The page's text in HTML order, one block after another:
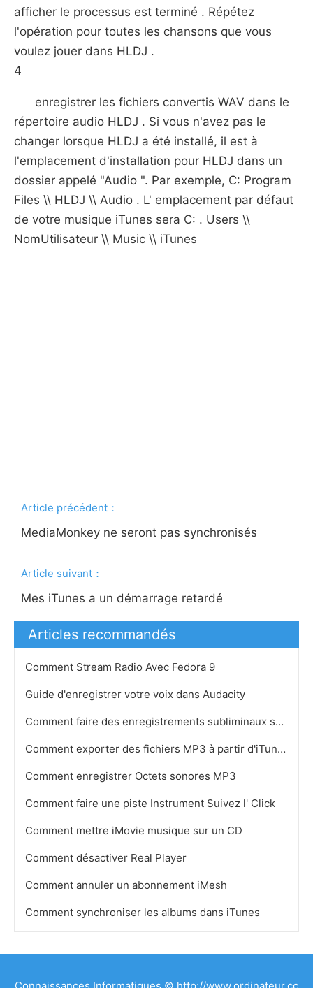
afficher le processus est terminé . Répétez
l'opération pour toutes les chansons que vous
voulez jouer dans HLDJ .
4
enregistrer les fichiers convertis WAV dans le
répertoire audio HLDJ . Si vous n'avez pas le
changer lorsque HLDJ a été installé, il est à
l'emplacement d'installation pour HLDJ dans un
dossier appelé "Audio ". Par exemple, C: Program
Files \\ HLDJ \\ Audio . L' emplacement par défaut
de votre musique iTunes sera C: . Users \\
NomUtilisateur \\ Music \\ iTunes
Article précédent：
MediaMonkey ne seront pas synchronisés
Article suivant：
Mes iTunes a un démarrage retardé
Articles recommandés
Comment Stream Radio Avec Fedora 9
Guide d'enregistrer votre voix dans Audacity
Comment faire des enregistrements subliminaux sur un Apple
Comment exporter des fichiers MP3 à partir d'iTunes pour une taille de fichier
Comment enregistrer Octets sonores MP3
Comment faire une piste Instrument Suivez l' Click
Comment mettre iMovie musique sur un CD
Comment désactiver Real Player
Comment annuler un abonnement iMesh
Comment synchroniser les albums dans iTunes